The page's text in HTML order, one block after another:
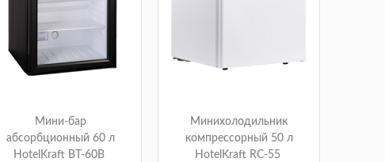
Мини-бар
абсорбционный 60 л
HotelKraft BT-60B
Минихолодильник
компрессорный 50 л
HotelKraft RC-55